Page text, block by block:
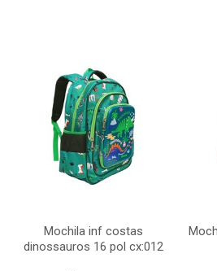
Mochila inf costas
dinossauros 16 pol cx:012